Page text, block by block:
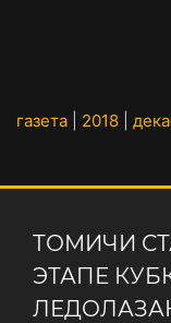
газета 2018
ТОМИЧИ
ЭТАПЕ